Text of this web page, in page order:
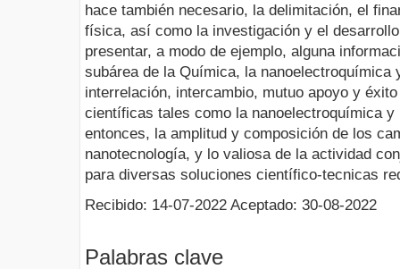
hace también necesario, la delimitación, el
física, así como la investigación y el
presentar, a modo de ejemplo, alguna
subárea de la Química, la nanoelectroquímica
interrelación, intercambio, mutuo apoyo y
científicas tales como la nanoelectroquímica y
entonces, la amplitud y composición de los
nanotecnología, y lo valiosa de la actividad
para diversas soluciones científico-tecnicas
Recibido: 14-07-2022 Aceptado: 30-08-2022
Palabras clave